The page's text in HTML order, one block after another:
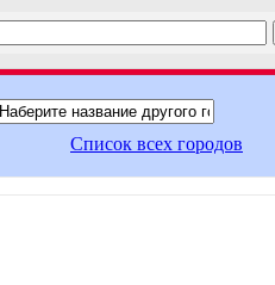
Список всех городов